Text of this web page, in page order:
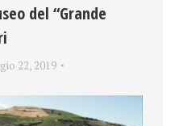
del “Grande
22, 2019